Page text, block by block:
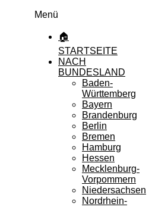
Menü
🏠
STARTSEITE
NACH
BUNDESLAND
Baden-
Württemberg
Bayern
Brandenburg
Berlin
Bremen
Hamburg
Hessen
Mecklenburg-
Vorpommern
Niedersachsen
Nordrhein-